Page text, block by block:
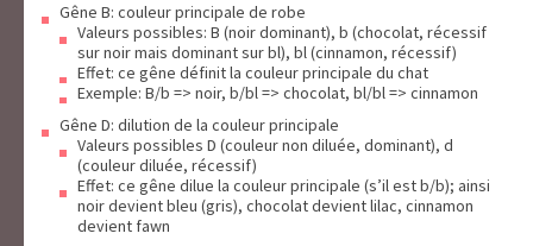
Gêne B: couleur principale de robe
Valeurs possibles: B (noir dominant), b (chocolat, récessif
sur noir mais dominant sur bl), bl (cinnamon, récessif)
Effet: ce gêne définit la couleur principale du chat
Exemple: B/b => noir, b/bl => chocolat, bl/bl => cinnamon
Gêne D: dilution de la couleur principale
Valeurs possibles D (couleur non diluée, dominant), d
(couleur diluée, récessif)
Effet: ce gêne dilue la couleur principale (s’il est b/b); ainsi
noir devient bleu (gris), chocolat devient lilac, cinnamon
devient fawn